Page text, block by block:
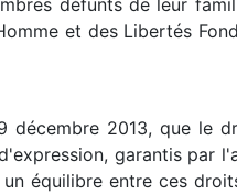
et des Libertés
décembre 2013, que
garantis par
équilibre entre ces